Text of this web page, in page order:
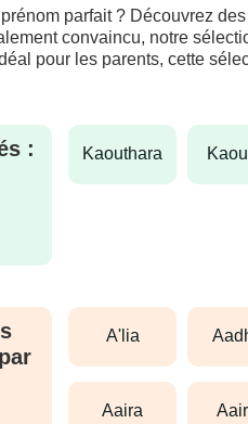
parfait ? Découvrez
convaincu, notre
pour les parents, cette
: kaouthara
a'lia
aaira